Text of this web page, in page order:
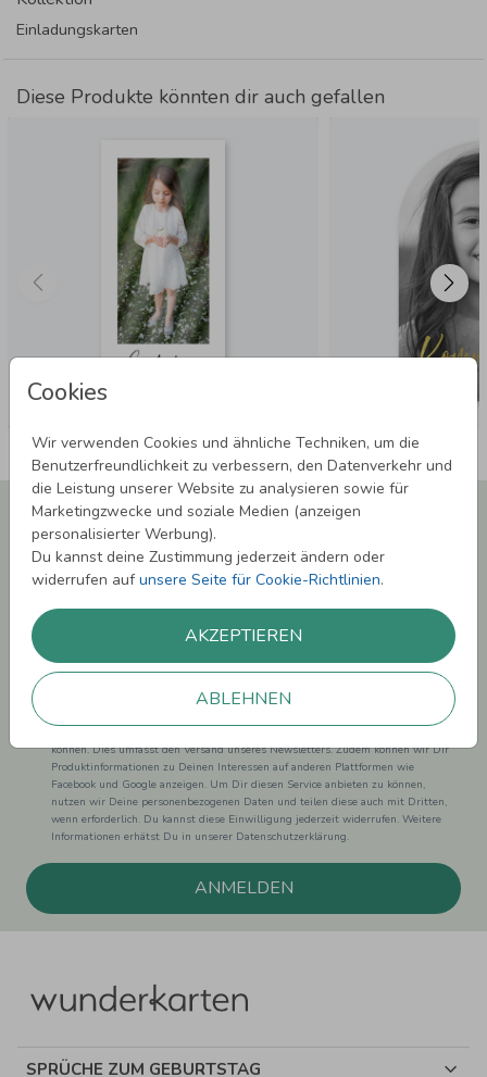
Cookies
Wir verwenden Cookies und ähnliche Techniken, um die
Benutzerfreundlichkeit zu verbessern, den Datenverkehr und
die Leistung unserer Website zu analysieren sowie für
Marketingzwecke und soziale Medien (anzeigen
personalisierter Werbung).
Du kannst deine Zustimmung jederzeit ändern oder
widerrufen aufunsere Seite für Cookie-Richtlinien.
AKZEPTIEREN
ABLEHNEN
Einladungskarten
Diese Produkte könnten dir auch gefallen
Newsletter abonnieren und 5,00 € Rabatt**
sichern!
Melde Dich zu unserem Newsletter an und bleibe auf dem
Laufenden.
können. Dies umfasst den Versand unseres Newsletters. Zudem können wir Dir
Produktinformationen zu Deinen Interessen auf anderen Plattformen wie
Facebook und Google anzeigen. Um Dir diesen Service anbieten zu können,
nutzen wir Deine personenbezogenen Daten und teilen diese auch mit Dritten,
wenn erforderlich. Du kannst diese Einwilligung jederzeit widerrufen. Weitere
Informationen erhätst Du in unserer Datenschutzerklärung.
ANMELDEN
SPRÜCHE ZUM GEBURTSTAG